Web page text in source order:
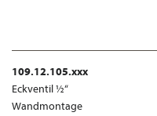
109.12.105.xxx
Eckventil ½“
Wandmontage